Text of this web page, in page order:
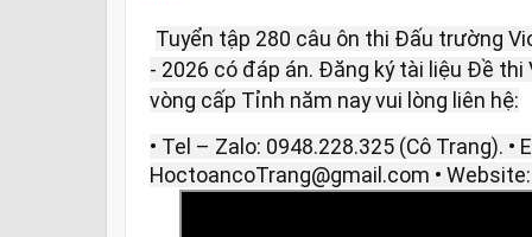
Tuyển tập 280 câu ôn thi Đấu trường
- 2026 có đáp án. Đăng ký tài liệu Đề thi
vòng cấp Tỉnh năm nay vui lòng liên hệ:
• Tel – Zalo: 0948.228.325 (Cô Trang). •
HoctoancoTrang@gmail.com •